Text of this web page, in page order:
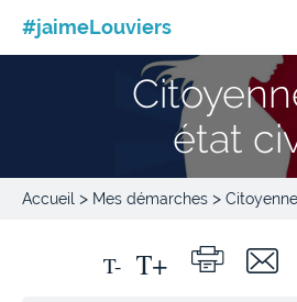
#jaimeLouviers
état
Accueil > Mes démarches >